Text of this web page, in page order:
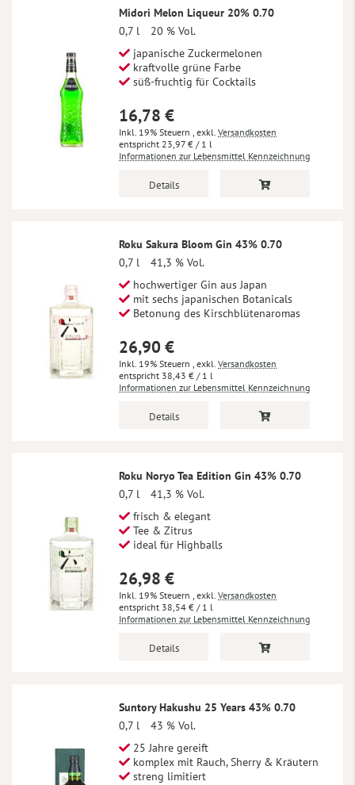
Midori Melon Liqueur 20% 0.70
0,7 l
20 % Vol.
japanische Zuckermelonen
kraftvolle grüne Farbe
süß-fruchtig für Cocktails
16,78 €
Inkl. 19% Steuern , exkl. Versandkosten
23,97 € / 1 l
Informationen zur Lebensmittel Kennzeichnung
Details
Roku Sakura Bloom Gin 43% 0.70
0,7 l
41,3 % Vol.
hochwertiger Gin aus Japan
mit sechs japanischen Botanicals
Betonung des Kirschblütenaromas
26,90 €
Inkl. 19% Steuern , exkl. Versandkosten
38,43 € / 1 l
Informationen zur Lebensmittel Kennzeichnung
Details
Roku Noryo Tea Edition Gin 43% 0.70
0,7 l
41,3 % Vol.
frisch & elegant
Tee & Zitrus
ideal für Highballs
26,98 €
Inkl. 19% Steuern , exkl. Versandkosten
38,54 € / 1 l
Informationen zur Lebensmittel Kennzeichnung
Details
Suntory Hakushu 25 Years 43% 0.70
0,7 l
43 % Vol.
25 Jahre gereift
komplex mit Rauch, Sherry & Kräutern
streng limitiert